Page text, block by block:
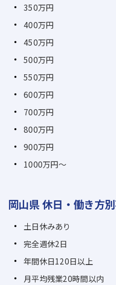
350万円
400万円
450万円
500万円
550万円
600万円
700万円
800万円
900万円
1000万円～
岡山県 休日・働き方
土日休みあり
完全週休2日
年間休日120日以上
月平均残業20時間以内